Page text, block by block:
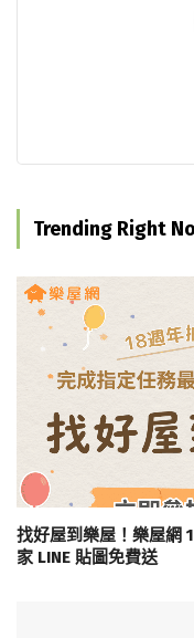
Trending Right
找好屋到樂屋！樂屋網
家 LINE 貼圖免費送